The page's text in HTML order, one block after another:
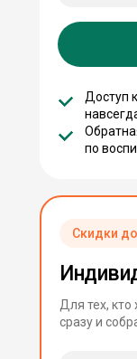
Доступ
по
Скидки
Для тех, кто
сразу и